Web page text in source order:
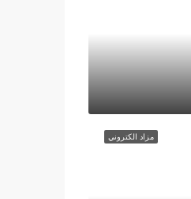
مزاد الكتروني